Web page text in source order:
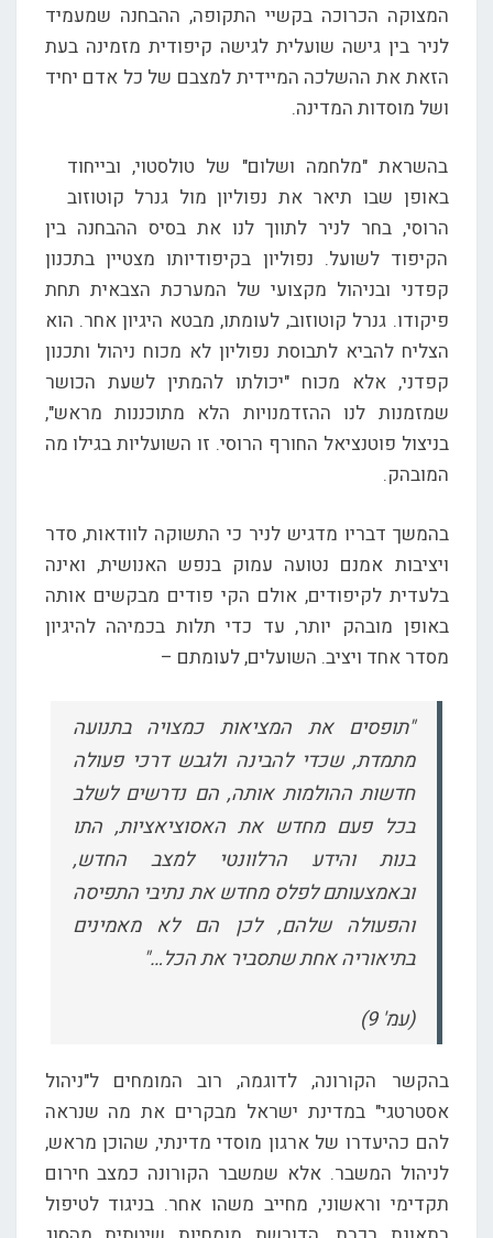
המצוקה הכרוכה בקשיי התקופה, ההבחנה שמעמיד
לניר בין גישה שועלית לגישה קיפודית מזמינה בעת
הזאת את ההשלכה המיידית למצבם של כל אדם יחיד
ושל מוסדות המדינה.
בהשראת "מלחמה ושלום" של טולסטוי, ובייחוד
באופן שבו תיאר את נפוליון מול גנרל קוטוזוב
הרוסי, בחר לניר לתווך לנו את בסיס ההבחנה בין
הקיפוד לשועל. נפוליון בקיפודיותו מצטיין בתכנון
קפדני ובניהול מקצועי של המערכת הצבאית תחת
פיקודו. גנרל קוטוזוב, לעומתו, מבטא היגיון אחר. הוא
הצליח להביא לתבוסת נפוליון לא מכוח ניהול ותכנון
קפדני, אלא מכוח "יכולתו להמתין לשעת הכושר
שמזמנות לנו ההזדמנויות הלא מתוכננות מראש",
בניצול פוטנציאל החורף הרוסי. זו השועליות בגילו מה
המובהק.
בהמשך דבריו מדגיש לניר כי התשוקה לוודאות, סדר
ויציבות אמנם נטועה עמוק בנפש האנושית, ואינה
בלעדית לקיפודים, אולם הקי פודים מבקשים אותה
באופן מובהק יותר, עד כדי תלות בכמיהה להיגיון
מסדר אחד ויציב. השועלים, לעומתם –
"תופסים את המציאות כמצויה בתנועה
מתמדת, שכדי להבינה ולגבש דרכי פעולה
חדשות ההולמות אותה, הם נדרשים לשלב
בכל פעם מחדש את האסוציאציות, התו
בנות והידע הרלוונטי למצב החדש,
ובאמצעותם לפלס מחדש את נתיבי התפיסה
והפעולה שלהם, לכן הם לא מאמינים
בתיאוריה אחת שתסביר את הכל…"
(עמ' 9)
בהקשר הקורונה, לדוגמה, רוב המומחים ל"ניהול
אסטרטגי" במדינת ישראל מבקרים את מה שנראה
להם כהיעדרו של ארגון מוסדי מדינתי, שהוכן מראש,
לניהול המשבר. אלא שמשבר הקורונה כמצב חירום
תקדימי וראשוני, מחייב משהו אחר. בניגוד לטיפול